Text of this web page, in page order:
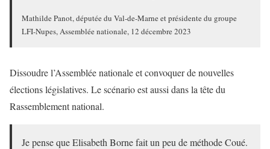
Mathilde Panot, députée du Val-de-Marne et présidente du groupe
LFI-Nupes, Assemblée nationale, 12 décembre 2023
Dissoudre l’Assemblée nationale et convoquer de nouvelles
élections législatives. Le scénario est aussi dans la tête du
Rassemblement national.
Je pense que Elisabeth Borne fait un peu de méthode Coué.